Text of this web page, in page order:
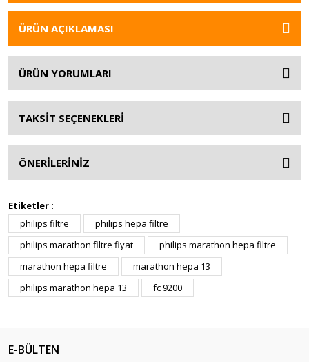
ÜRÜN AÇIKLAMASI
ÜRÜN YORUMLARI
TAKSİT SEÇENEKLERİ
ÖNERİLERİNİZ
Etiketler :
philips filtre
philips hepa filtre
philips marathon filtre fiyat
philips marathon hepa filtre
marathon hepa filtre
marathon hepa 13
philips marathon hepa 13
fc 9200
E-BÜLTEN